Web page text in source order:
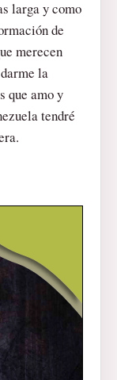
larga y como
de
merecen
la
que amo y
tendré